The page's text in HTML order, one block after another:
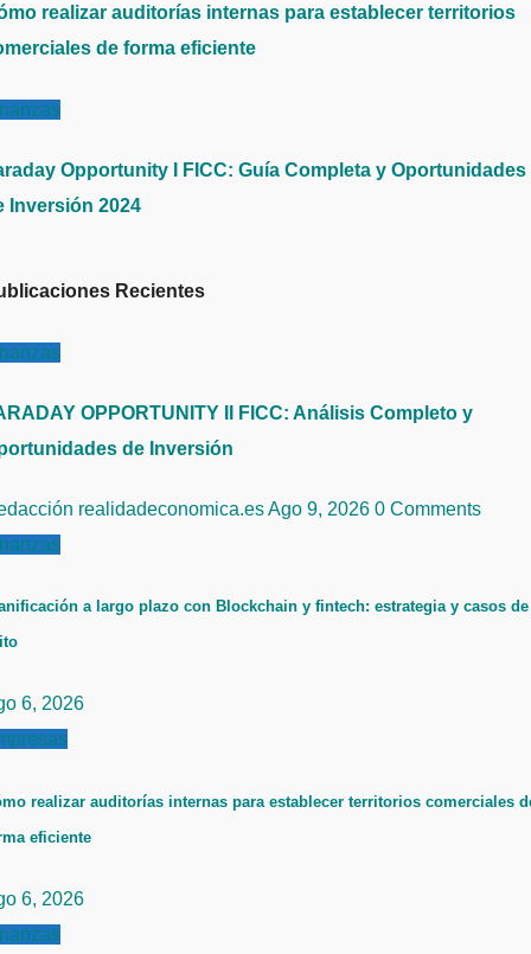
realizar auditorías internas para establecer territorios
de forma eficiente
Opportunity I FICC: Guía Completa y Oportunidades
Inversión 2024
Recientes
OPPORTUNITY II FICC: Análisis Completo y
de Inversión
realidadeconomica.esAgo 9, 2026 0 Comments
a largo plazo con Blockchain y fintech: estrategia y casos de
6, 2026
realizar auditorías internas para establecer territorios comerciales
eficiente
6, 2026